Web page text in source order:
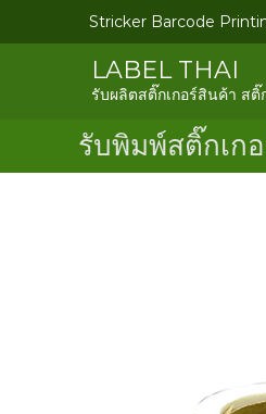
Stricker Barcode
LABEL THAI
รับผลิตสติ๊กเกอร์สินค้า สติ๊
รับพิมพ์สติ๊กเก